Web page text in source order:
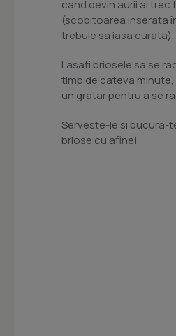
cand devin aurii ai
(scobitoarea inserata
trebuie sa iasa curata).
Lasati briosele sa se
timp de cateva
un gratar pentru a se
Serveste-le si bucura-
briose cu afine!